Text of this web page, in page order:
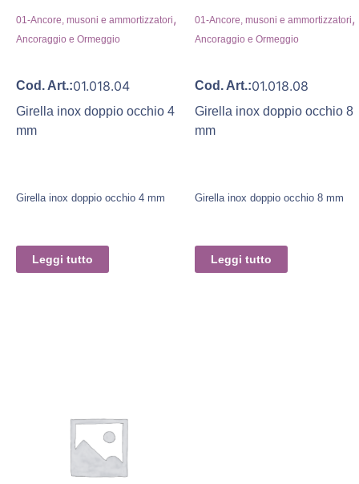
01-Ancore, musoni e ammortizzatori,
Ancoraggio e Ormeggio
Cod. Art.:01.018.04
Girella inox doppio occhio 4
mm
Girella inox doppio occhio 4 mm
Leggi tutto
01-Ancore, musoni e ammortizzatori,
Ancoraggio e Ormeggio
Cod. Art.:01.018.08
Girella inox doppio occhio 8
mm
Girella inox doppio occhio 8 mm
Leggi tutto